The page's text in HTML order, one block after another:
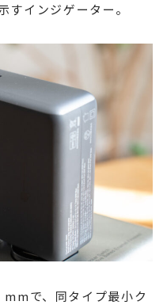
すインジゲーター。
で、同タイプ最小ク